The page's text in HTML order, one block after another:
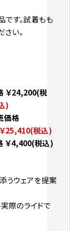
す。試着もも
い。
24,200(税
)
格
25,410(税込)
4,400(税込)
うウェアを提案
際のライドで